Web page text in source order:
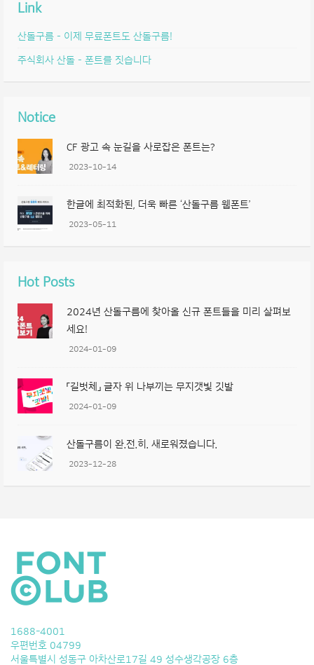
Link
산돌구름 – 이제 무료폰트도 산돌구름!
주식회사 산돌 – 폰트를 짓습니다
Notice
CF 광고 속 눈길을 사로잡은 폰트는?
2023-10-14
한글에 최적화된, 더욱 빠른 ‘산돌구름 웹폰트’
2023-05-11
Hot Posts
2024년 산돌구름에 찾아올 신규 폰트들을 미리 살펴보
세요!
2024-01-09
「길벗체」 글자 위 나부끼는 무지갯빛 깃발
2024-01-09
산돌구름이 완.전.히. 새로워졌습니다.
2023-12-28
1688-4001
우편번호 04799
서울특별시 성동구 아차산로17길 49 성수생각공장 6층